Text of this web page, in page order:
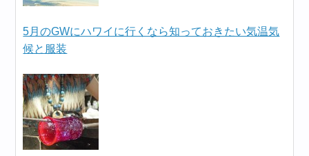
5月のGWにハワイに行くなら知っておきたい気温気
候と服装